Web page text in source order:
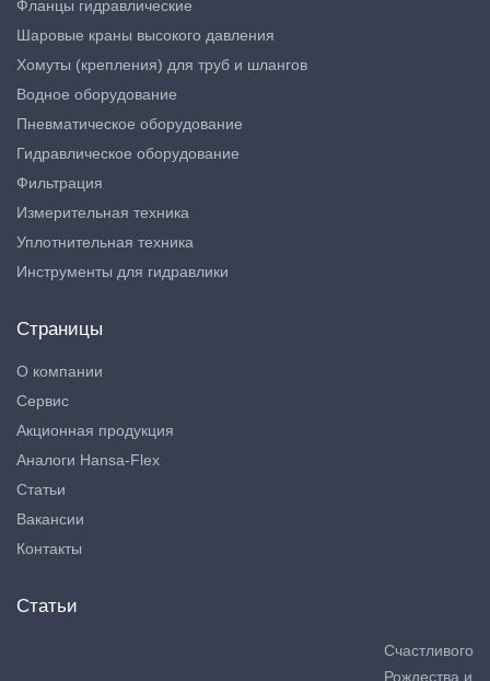
Фланцы гидравлические
Шаровые краны высокого давления
Хомуты (крепления) для труб и шлангов
Водное оборудование
Пневматическое оборудование
Гидравлическое оборудование
Фильтрация
Измерительная техника
Уплотнительная техника
Инструменты для гидравлики
Страницы
О компании
Сервис
Акционная продукция
Аналоги Hansa-Flex
Статьи
Вакансии
Контакты
Статьи
Счастливого
Рождества и